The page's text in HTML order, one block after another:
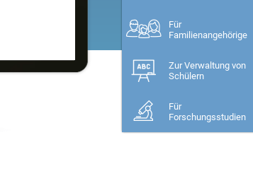
Für
Familienangehörige
Zur Verwaltung von
Schülern
Für
Forschungsstudien